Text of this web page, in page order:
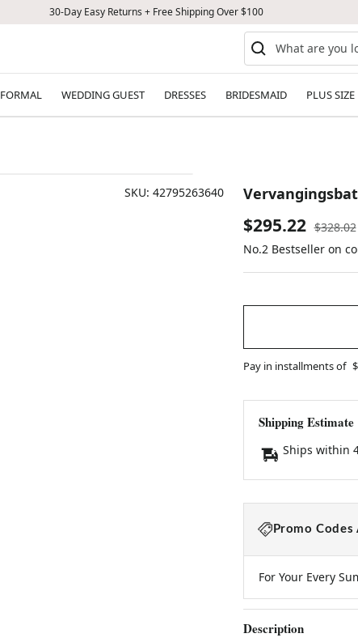
30-Day Easy Returns + Free Shipping Over $100
FORMAL WEDDING GUEST DRESSES BRIDESMAID PLUS SIZE
SKU: 42795263640
Sale
price
$295.22 Regular
price
$328.02
No.2 Bestseller on
Pay in installments of
Shipping Estimate
Ships within
Promo Codes
For Your Every
Description